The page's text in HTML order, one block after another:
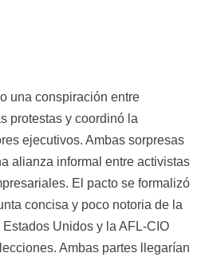
una conspiración entre
protestas y coordinó la
ejecutivos. Ambas sorpresas
alianza informal entre activistas
El pacto se formalizó
concisa y poco notoria de la
Unidos y la AFL-CIO
Ambas partes llegarían